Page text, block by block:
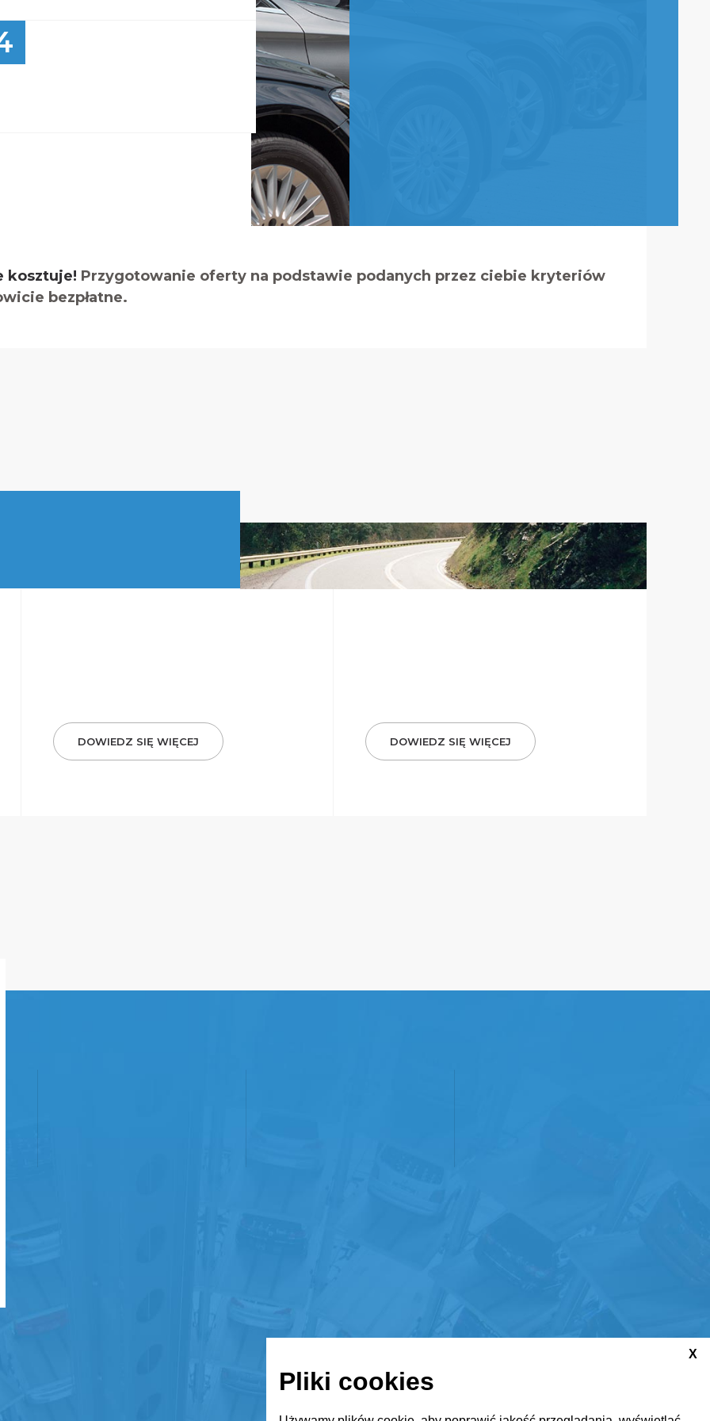
kosztuje! Przygotowanie oferty na podstawie podanych przez ciebie kryteriów
bezpłatne.
DOWIEDZ SIĘ WIĘCEJ DOWIEDZ SIĘ WIĘCEJ
X
Pliki cookies